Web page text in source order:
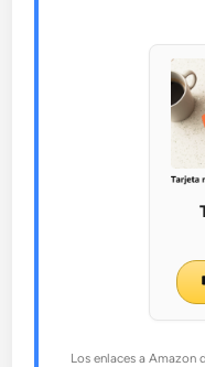
Los enlaces a Amazon